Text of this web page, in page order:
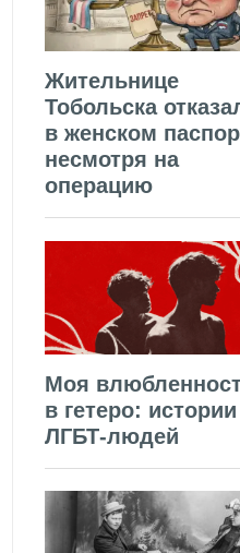
Жительнице
Тобольска
в женском
несмотря на
операцию
Моя
в гетеро: истории
ЛГБТ-людей